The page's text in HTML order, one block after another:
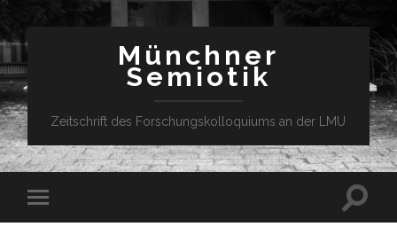
Münchner
Semiotik
Zeitschrift des Forschungskolloquiums an der LMU